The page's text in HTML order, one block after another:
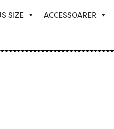
SIZE ACCESSOARER